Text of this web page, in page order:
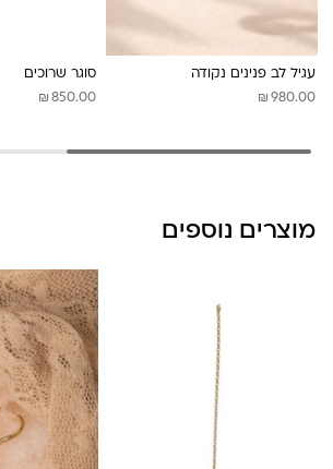
עגיל לב פנינים נקודה
₪ 980.00
סוגר שרוכים
₪ 850.00
מוצרים נוספים